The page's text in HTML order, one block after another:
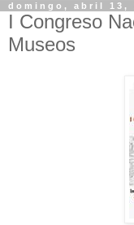
domingo, abril 13,
I Congreso
Museos